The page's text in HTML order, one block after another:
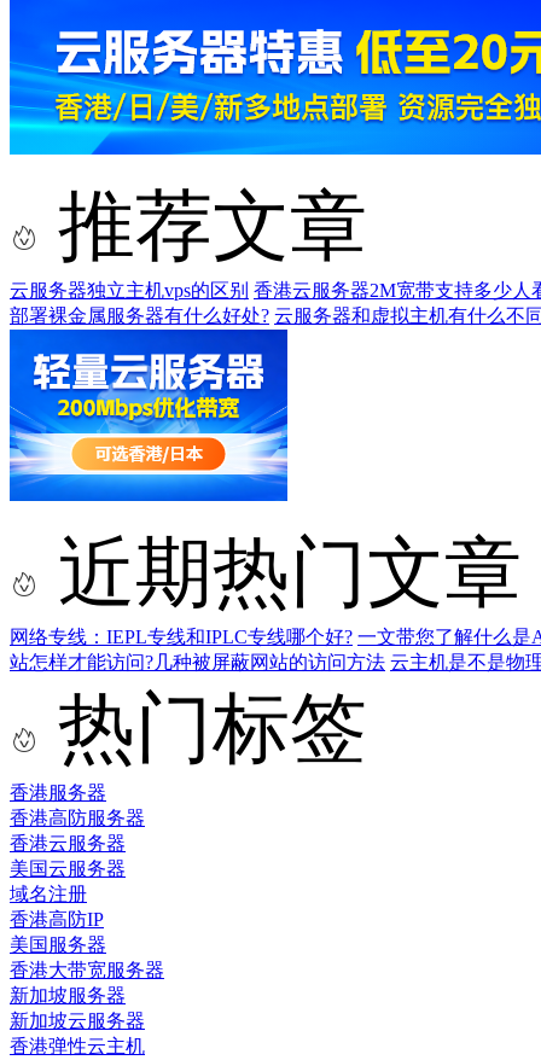
推荐文章
云服务器独立主机vps的区别 香港云服务器2M宽带支持多少人
部署裸金属服务器有什么好处? 云服务器和虚拟主机有什么不
近期热门文章
网络专线：IEPL专线和IPLC专线哪个好? 一文带您了解什么是
站怎样才能访问?几种被屏蔽网站的访问方法 云主机是不是物
热门标签
香港服务器
香港高防服务器
香港云服务器
美国云服务器
域名注册
香港高防IP
美国服务器
香港大带宽服务器
新加坡服务器
新加坡云服务器
香港弹性云主机